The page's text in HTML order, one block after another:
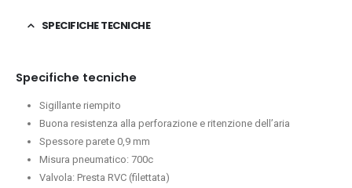
SPECIFICHE TECNICHE
Specifiche tecniche
Sigillante riempito
Buona resistenza alla perforazione e ritenzione dell’aria
Spessore parete 0,9 mm
Misura pneumatico: 700c
Valvola: Presta RVC (filettata)